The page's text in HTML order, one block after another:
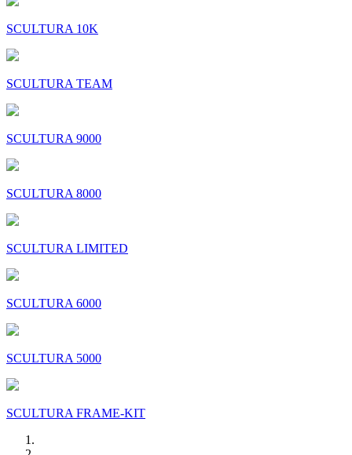
SCULTURA 10K
SCULTURA TEAM
SCULTURA 9000
SCULTURA 8000
SCULTURA LIMITED
SCULTURA 6000
SCULTURA 5000
SCULTURA FRAME-KIT